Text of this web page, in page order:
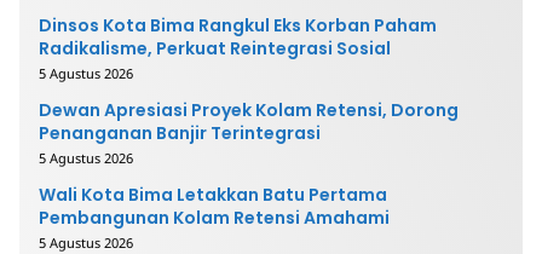
Dinsos Kota Bima Rangkul Eks Korban Paham
Radikalisme, Perkuat Reintegrasi Sosial
5 Agustus 2026
Dewan Apresiasi Proyek Kolam Retensi, Dorong
Penanganan Banjir Terintegrasi
5 Agustus 2026
Wali Kota Bima Letakkan Batu Pertama
Pembangunan Kolam Retensi Amahami
5 Agustus 2026